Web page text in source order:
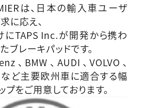
は、日本の輸入車ユーザ
に応え、
にTAPS Inc.が開発から携わ
ブレーキパッドです。
、BMW、AUDI、VOLVO、
ど主要欧州車に適合する幅
プをご用意しております。